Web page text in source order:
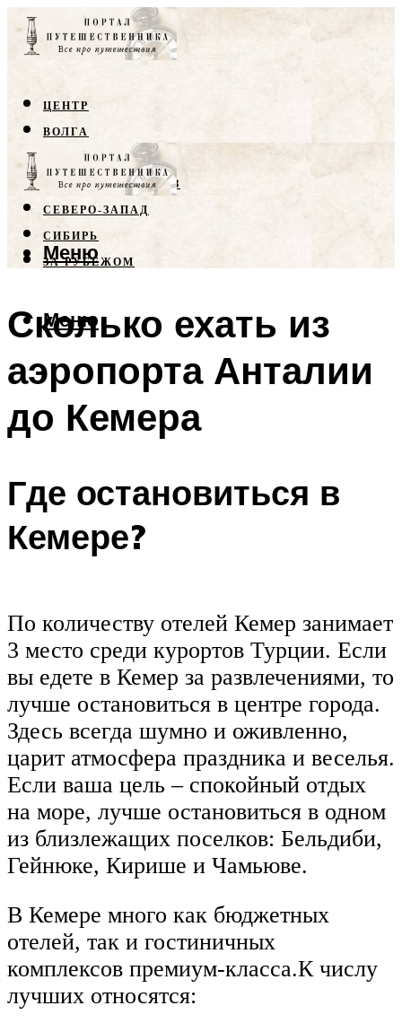
ЦЕНТР
ВОЛГА
КРЫМ
СЕВЕРНЫЙ КАВКАЗ
СЕВЕРО-ЗАПАД
СИБИРЬ
ЗА РУБЕЖОМ
Меню
Меню
Сколько ехать из
аэропорта Анталии
до Кемера
Где остановиться в
Кемере?
По количеству отелей Кемер занимает
3 место среди курортов Турции. Если
вы едете в Кемер за развлечениями, то
лучше остановиться в центре города.
Здесь всегда шумно и оживленно,
царит атмосфера праздника и веселья.
Если ваша цель – спокойный отдых
на море, лучше остановиться в одном
из близлежащих поселков: Бельдиби,
Гейнюке, Кирише и Чамьюве.
В Кемере много как бюджетных
отелей, так и гостиничных
комплексов премиум-класса.К числу
лучших относятся: